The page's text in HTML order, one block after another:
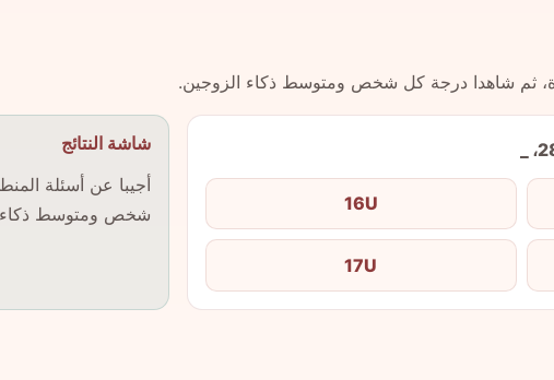
ثم شاهدا درجة كل شخص ومتوسط ذكاء الزوجين.
16U
17U
شاشة النتائج
أجيبا عن أسئلة
شخص ومتوسط ذكاء